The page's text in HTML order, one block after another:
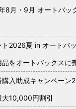
8月・9月 オートバッ
2026夏 in オートバ
をオートバックスに
入助成キャンペーン
大10,000円割引